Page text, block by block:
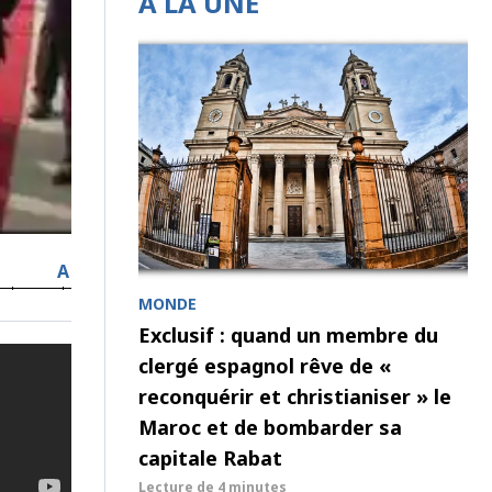
A
MONDE
Exclusif : quand un membre du
clergé espagnol rêve de «
reconquérir et christianiser » le
Maroc et de bombarder sa
capitale Rabat
Lecture de 4 minutes